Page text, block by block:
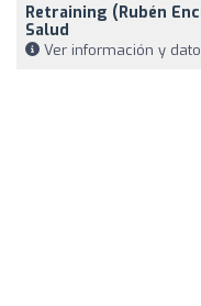
Retraining (Rubén
Salud
Ver información y